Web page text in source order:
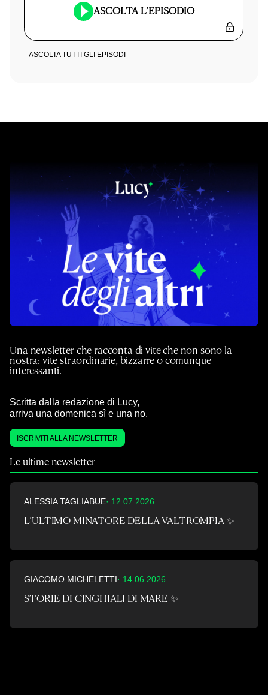
ASCOLTA L’EPISODIO
ASCOLTA TUTTI GLI EPISODI
Una newsletter che racconta di vite che non sono la
nostra: vite straordinarie, bizzarre o comunque
interessanti.
Scritta dalla redazione di Lucy,
arriva una domenica sì e una no.
ISCRIVITI ALLA NEWSLETTER
Le ultime newsletter
ALESSIA TAGLIABUE· 12.07.2026
L’ULTIMO MINATORE DELLA VALTROMPIA ✨
GIACOMO MICHELETTI· 14.06.2026
STORIE DI CINGHIALI DI MARE ✨